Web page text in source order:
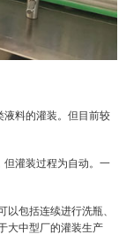
料的灌装。但目前较
灌装过程为自动。一
包括连续进行洗瓶、
大中型厂的灌装生产